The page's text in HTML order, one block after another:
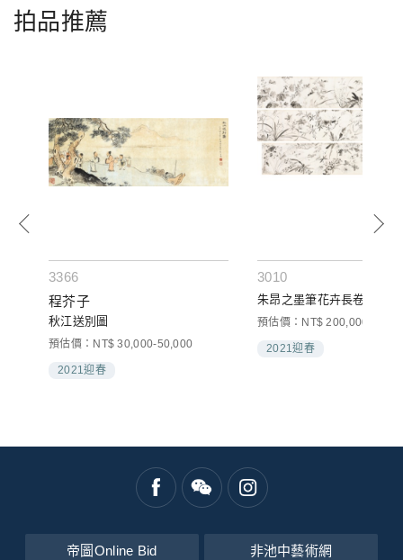
拍品推薦
3366
程芥子
秋江送別圖
預估價：NT$ 30,000-50,000
2021迎春
3010
朱昂之墨筆花卉長卷
預估價：NT$ 200,000-
2021迎春
帝圖Online Bid 非池中藝術網